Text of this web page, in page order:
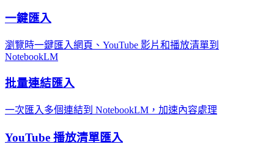
一鍵匯入
瀏覽時一鍵匯入網頁、YouTube 影片和播放清單到
NotebookLM
批量連結匯入
一次匯入多個連結到 NotebookLM，加速內容處理
YouTube 播放清單匯入